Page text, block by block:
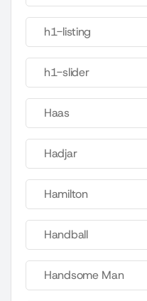
h1-listing
h1-slider
Haas
Hadjar
Hamilton
Handball
Handsome Man